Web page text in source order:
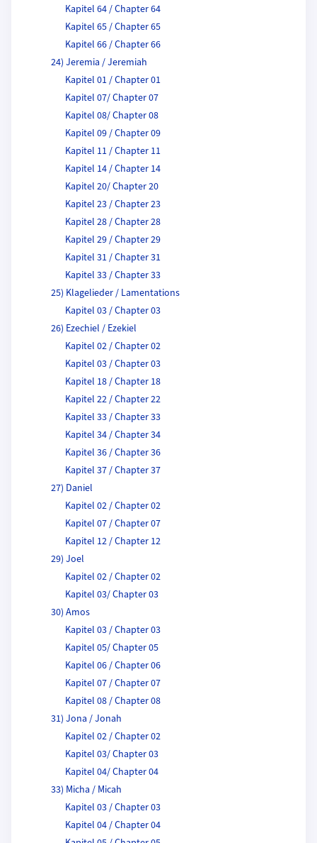
Kapitel 64 / Chapter 64
Kapitel 65 / Chapter 65
Kapitel 66 / Chapter 66
24) Jeremia / Jeremiah
Kapitel 01 / Chapter 01
Kapitel 07/ Chapter 07
Kapitel 08/ Chapter 08
Kapitel 09 / Chapter 09
Kapitel 11 / Chapter 11
Kapitel 14 / Chapter 14
Kapitel 20/ Chapter 20
Kapitel 23 / Chapter 23
Kapitel 28 / Chapter 28
Kapitel 29 / Chapter 29
Kapitel 31 / Chapter 31
Kapitel 33 / Chapter 33
25) Klagelieder / Lamentations
Kapitel 03 / Chapter 03
26) Ezechiel / Ezekiel
Kapitel 02 / Chapter 02
Kapitel 03 / Chapter 03
Kapitel 18 / Chapter 18
Kapitel 22 / Chapter 22
Kapitel 33 / Chapter 33
Kapitel 34 / Chapter 34
Kapitel 36 / Chapter 36
Kapitel 37 / Chapter 37
27) Daniel
Kapitel 02 / Chapter 02
Kapitel 07 / Chapter 07
Kapitel 12 / Chapter 12
29) Joel
Kapitel 02 / Chapter 02
Kapitel 03/ Chapter 03
30) Amos
Kapitel 03 / Chapter 03
Kapitel 05/ Chapter 05
Kapitel 06 / Chapter 06
Kapitel 07 / Chapter 07
Kapitel 08 / Chapter 08
31) Jona / Jonah
Kapitel 02 / Chapter 02
Kapitel 03/ Chapter 03
Kapitel 04/ Chapter 04
33) Micha / Micah
Kapitel 03 / Chapter 03
Kapitel 04 / Chapter 04